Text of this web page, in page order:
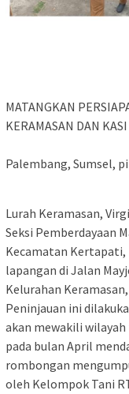
‎MATANGKAN
KERAMASAN DAN
‎Palembang, Sumsel,
Lurah Keramasan,
Seksi Pemberdayaan
Kecamatan Kertapati,
lapangan di Jalan
Kelurahan
Peninjauan ini
akan mewakili
pada bulan April
rombongan
oleh Kelompok Tani